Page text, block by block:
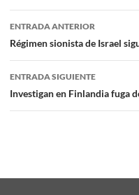
Navegación
de
entradas
ENTRADA ANTERIOR
Régimen sionista de Israel
ENTRADA SIGUIENTE
Investigan en Finlandia fuga